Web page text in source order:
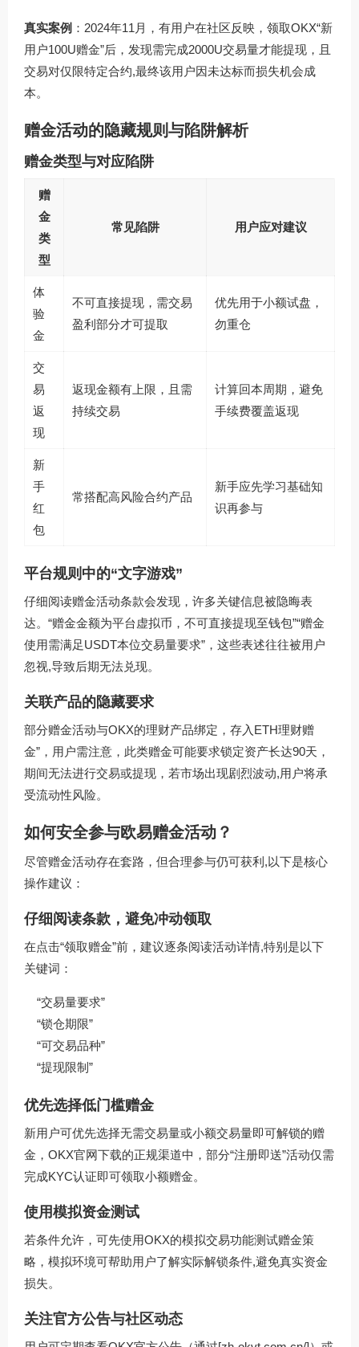
真实案例 ：2024年11月，有用户在社区反映，领取OKX“新
用户100U赠金”后，发现需完成2000U交易量才能提现，且
交易对仅限特定合约,最终该用户因未达标而损失机会成
本。
赠金活动的隐藏规则与陷阱解析
赠金类型与对应陷阱
赠
金
类
型
常见陷阱 用户应对建议
体
验
金
不可直接提现，需交易
盈利部分才可提取
优先用于小额试盘，
勿重仓
交
易
返
现
返现金额有上限，且需
持续交易
计算回本周期，避免
手续费覆盖返现
新
手
红
包
常搭配高风险合约产品
新手应先学习基础知
识再参与
平台规则中的“文字游戏”
仔细阅读赠金活动条款会发现，许多关键信息被隐晦表
达。“赠金金额为平台虚拟币，不可直接提现至钱包”“赠金
使用需满足USDT本位交易量要求”，这些表述往往被用户
忽视,导致后期无法兑现。
关联产品的隐藏要求
部分赠金活动与OKX的理财产品绑定，存入ETH理财赠
金”，用户需注意，此类赠金可能要求锁定资产长达90天，
期间无法进行交易或提现，若市场出现剧烈波动,用户将承
受流动性风险。
如何安全参与欧易赠金活动？
尽管赠金活动存在套路，但合理参与仍可获利,以下是核心
操作建议：
仔细阅读条款，避免冲动领取
在点击“领取赠金”前，建议逐条阅读活动详情,特别是以下
关键词：
“交易量要求”
“锁仓期限”
“可交易品种”
“提现限制”
优先选择低门槛赠金
新用户可优先选择无需交易量或小额交易量即可解锁的赠
金，OKX官网下载的正规渠道中，部分“注册即送”活动仅需
完成KYC认证即可领取小额赠金。
使用模拟资金测试
若条件允许，可先使用OKX的模拟交易功能测试赠金策
略，模拟环境可帮助用户了解实际解锁条件,避免真实资金
损失。
关注官方公告与社区动态